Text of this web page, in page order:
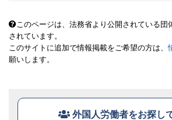
このページは、法務省より公開されている団
されています。
このサイトに追加で情報掲載をご希望の方は、
願いします。
外国人労働者をお探し